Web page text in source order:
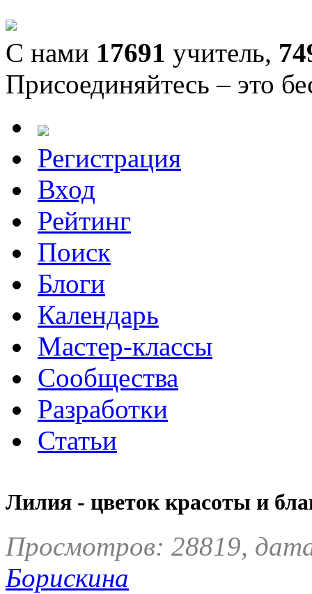
С нами 17691 учитель,
Присоединяйтесь – это
Регистрация
Вход
Рейтинг
Поиск
Блоги
Календарь
Мастер-классы
Сообщества
Разработки
Статьи
Лилия - цветок красоты и
Просмотров: 28819,
Борискина